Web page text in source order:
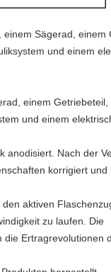
Sägerad, einem
und einem
einem Getriebeteil,
und einem
anodisiert. Nach der
korrigiert und
aktiven
zu laufen. Die
Ertragrevolutionen